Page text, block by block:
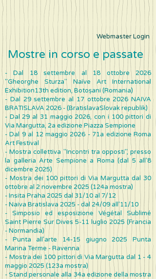
Webmaster Login
Mostre in corso e passate ​
- Dal 18 settembre al 18 ottobre 2026
"Gheorghe Sturza" Naïve Art International
Exhibition13th edition, Botoșani (Romania)
- Dal 29 settembre al 17 ottobre 2026 NAIVA
BRATISLAVA 2026 - (BratislavaSlovak republik)
- Dal 29 al 31 maggio 2026, con i 100 pittori di
Via Margutta, 2a edizione Piazza Sempione
- Dal 9 al 12 maggio 2026 - 71a edizione Roma
Art Festival
- Mostra collettiva "Incontri tra opposti", presso
la galleria Arte Sempione a Roma (dal 5 all'8
dicembre 2025)
- Mostra dei 100 pittori di Via Margutta dal 30
ottobre al 2 novembre 2025 (124a mostra)
- Insita Praha 2025 dal 31/10 al 7/12
- Naiva Bratislava 2025 - dal 24/09 all'11/10
- Simposio ed esposizione Végétal Sublimé
Saint Pierre Sur Dives 5-11 luglio 2025 (Francia
- Normandia)
- Punta all'arte 14-15 giugno 2025 Punta
Marina Terme - Ravenna
- Mostra dei 100 pittori di Via Margutta dal 1 - 4
maggio 2025 (123a mostra)
- Stand personale alla 34a edizione della mostra